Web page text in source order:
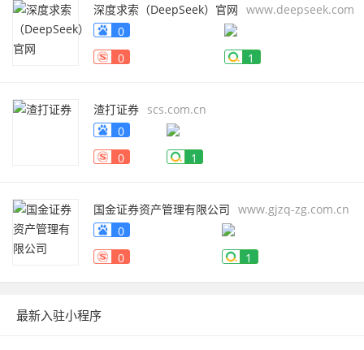
深度求索（DeepSeek）官网 www.deepseek.com
0
0
1
渣打证券 scs.com.cn
0
0
1
国金证券资产管理有限公司 www.gjzq-zg.com.cn
0
0
1
最新入驻小程序